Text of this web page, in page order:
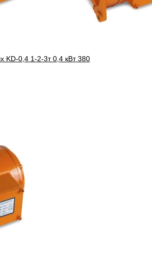
KD-0,4 1-2-3т 0,4 кВт 380